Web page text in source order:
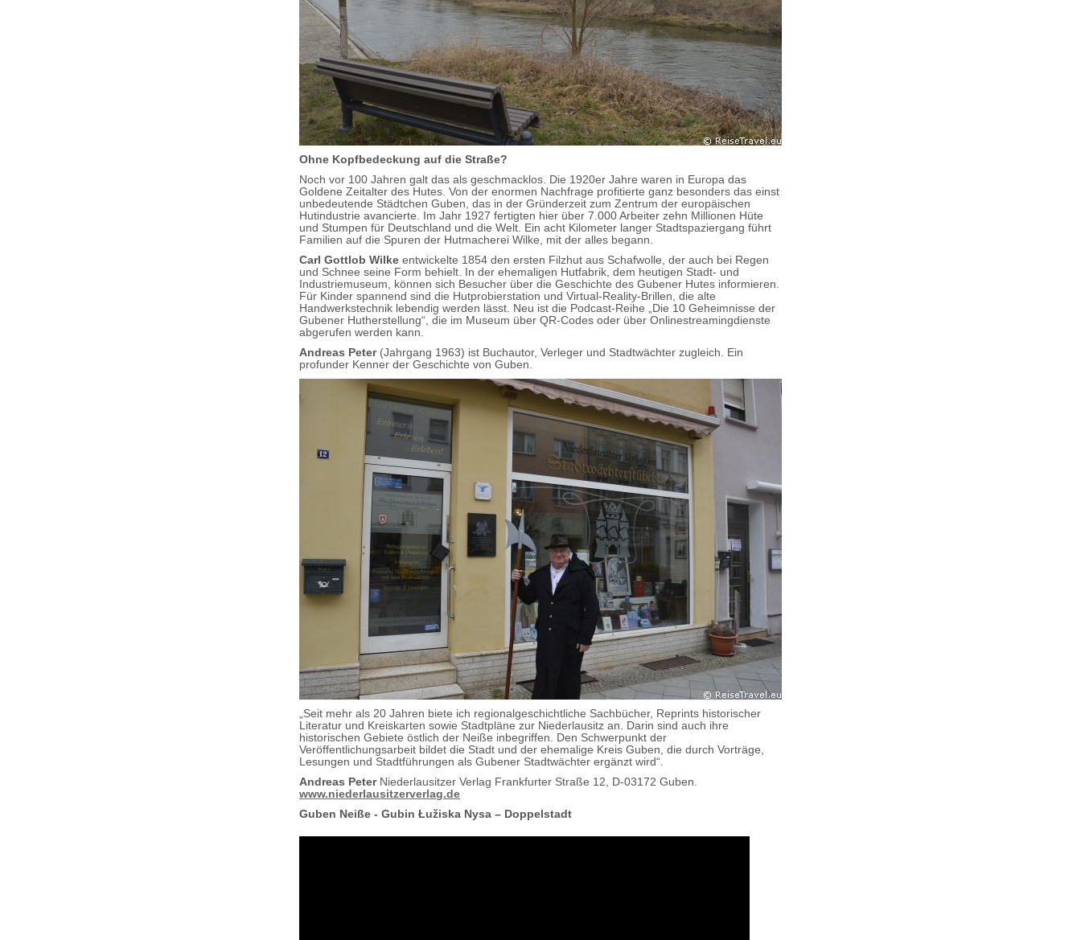
Ohne Kopfbedeckung auf die Straße?
Noch vor 100 Jahren galt das als geschmacklos. Die 1920er Jahre waren in Europa das
Goldene Zeitalter des Hutes. Von der enormen Nachfrage profitierte ganz besonders das einst
unbedeutende Städtchen Guben, das in der Gründerzeit zum Zentrum der europäischen
Hutindustrie avancierte. Im Jahr 1927 fertigten hier über 7.000 Arbeiter zehn Millionen Hüte
und Stumpen für Deutschland und die Welt. Ein acht Kilometer langer Stadtspaziergang führt
Familien auf die Spuren der Hutmacherei Wilke, mit der alles begann.
Carl Gottlob Wilke entwickelte 1854 den ersten Filzhut aus Schafwolle, der auch bei Regen
und Schnee seine Form behielt. In der ehemaligen Hutfabrik, dem heutigen Stadt- und
Industriemuseum, können sich Besucher über die Geschichte des Gubener Hutes informieren.
Für Kinder spannend sind die Hutprobierstation und Virtual-Reality-Brillen, die alte
Handwerkstechnik lebendig werden lässt. Neu ist die Podcast-Reihe „Die 10 Geheimnisse der
Gubener Hutherstellung“, die im Museum über QR-Codes oder über Onlinestreamingdienste
abgerufen werden kann.
Andreas Peter(Jahrgang 1963) ist Buchautor, Verleger und Stadtwächter zugleich. Ein
profunder Kenner der Geschichte von Guben.
„Seit mehr als 20 Jahren biete ich regionalgeschichtliche Sachbücher, Reprints historischer
Literatur und Kreiskarten sowie Stadtpläne zur Niederlausitz an. Darin sind auch ihre
historischen Gebiete östlich der Neiße inbegriffen. Den Schwerpunkt der
Veröffentlichungsarbeit bildet die Stadt und der ehemalige Kreis Guben, die durch Vorträge,
Lesungen und Stadtführungen als Gubener Stadtwächter ergänzt wird“.
Andreas PeterNiederlausitzer Verlag Frankfurter Straße 12, D-03172 Guben.
www.niederlausitzerverlag.de
Guben Neiße - Gubin Łužiska Nysa – Doppelstadt